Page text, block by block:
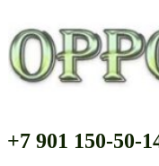
+7 901 150-50-